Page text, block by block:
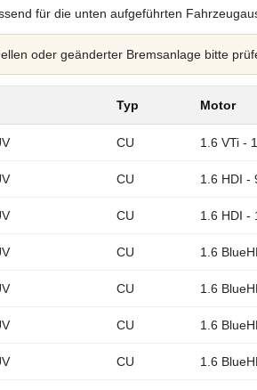
für die unten aufgeführten
oder geänderter Bremsanlage bitte
Typ Motor
CU 1.6 VTi -
CU 1.6 HDI -
CU 1.6 HDI -
CU 1.6
CU 1.6
CU 1.6
CU 1.6